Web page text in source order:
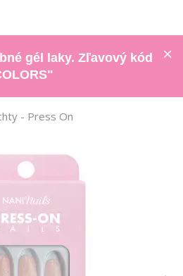
gél laky. Zľavový kód
- Press On